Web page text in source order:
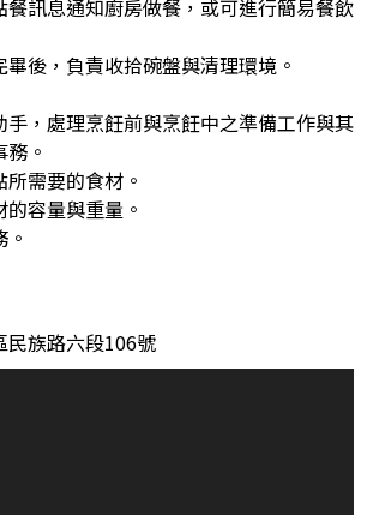
餐訊息通知廚房做餐，或可進行簡易餐飲
後，負責收拾碗盤與清理環境。
手，處理烹飪前與烹飪中之準備工作與其
。
需要的食材。
容量與重量。
民族路六段106號